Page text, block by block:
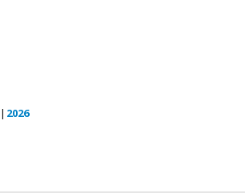
2026